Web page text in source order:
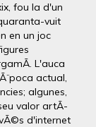
fou la d'un
vuit
en un joc
L'auca
actual,
algunes,
valor artÃ­
d'internet